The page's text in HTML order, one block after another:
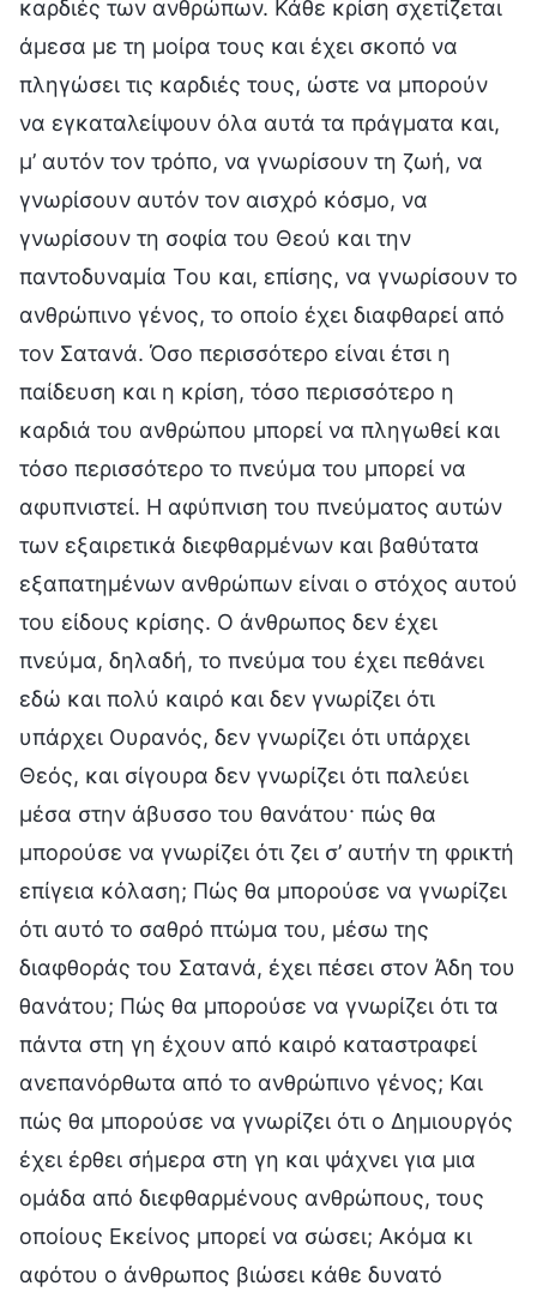
καρδιές των ανθρώπων. Κάθε κρίση σχετίζεται
άμεσα με τη μοίρα τους και έχει σκοπό να
πληγώσει τις καρδιές τους, ώστε να μπορούν
να εγκαταλείψουν όλα αυτά τα πράγματα και,
μ’ αυτόν τον τρόπο, να γνωρίσουν τη ζωή, να
γνωρίσουν αυτόν τον αισχρό κόσμο, να
γνωρίσουν τη σοφία του Θεού και την
παντοδυναμία Του και, επίσης, να γνωρίσουν το
ανθρώπινο γένος, το οποίο έχει διαφθαρεί από
τον Σατανά. Όσο περισσότερο είναι έτσι η
παίδευση και η κρίση, τόσο περισσότερο η
καρδιά του ανθρώπου μπορεί να πληγωθεί και
τόσο περισσότερο το πνεύμα του μπορεί να
αφυπνιστεί. Η αφύπνιση του πνεύματος αυτών
των εξαιρετικά διεφθαρμένων και βαθύτατα
εξαπατημένων ανθρώπων είναι ο στόχος αυτού
του είδους κρίσης. Ο άνθρωπος δεν έχει
πνεύμα, δηλαδή, το πνεύμα του έχει πεθάνει
εδώ και πολύ καιρό και δεν γνωρίζει ότι
υπάρχει Ουρανός, δεν γνωρίζει ότι υπάρχει
Θεός, και σίγουρα δεν γνωρίζει ότι παλεύει
μέσα στην άβυσσο του θανάτου· πώς θα
μπορούσε να γνωρίζει ότι ζει σ’ αυτήν τη φρικτή
επίγεια κόλαση; Πώς θα μπορούσε να γνωρίζει
ότι αυτό το σαθρό πτώμα του, μέσω της
διαφθοράς του Σατανά, έχει πέσει στον Άδη του
θανάτου; Πώς θα μπορούσε να γνωρίζει ότι τα
πάντα στη γη έχουν από καιρό καταστραφεί
ανεπανόρθωτα από το ανθρώπινο γένος; Και
πώς θα μπορούσε να γνωρίζει ότι ο Δημιουργός
έχει έρθει σήμερα στη γη και ψάχνει για μια
ομάδα από διεφθαρμένους ανθρώπους, τους
οποίους Εκείνος μπορεί να σώσει; Ακόμα κι
αφότου ο άνθρωπος βιώσει κάθε δυνατό